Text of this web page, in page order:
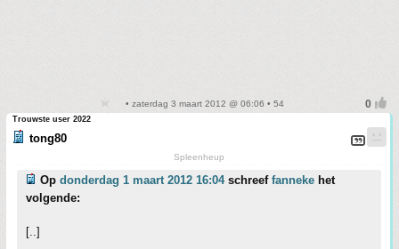
• zaterdag 3 maart 2012 @ 06:06 • 54
Trouwste user 2022
tong80
Spleenheup
Op donderdag 1 maart 2012 16:04schreef fanneke het
volgende:
[..]